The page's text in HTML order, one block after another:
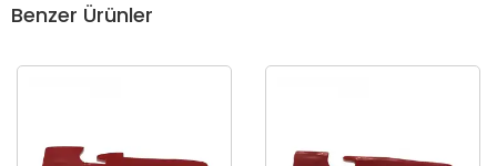
Benzer Ürünler